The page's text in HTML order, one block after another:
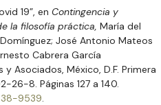
19”, en Contingencia y
la filosofía práctica, María del
José Antonio Mateos
Cabrera García
Asociados, México, D.F. Primera
26-8. Páginas 127 a 140.
9539.